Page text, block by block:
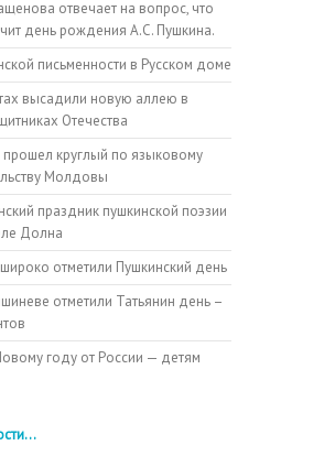
отвечает на вопрос, что
день рождения А.С. Пушкина.
письменности в Русском доме
высадили новую аллею в
Отечества
круглый по языковому
Молдовы
праздник пушкинской поэзии
Долна
отметили Пушкинский день
отметили Татьянин день –
году от России — детям